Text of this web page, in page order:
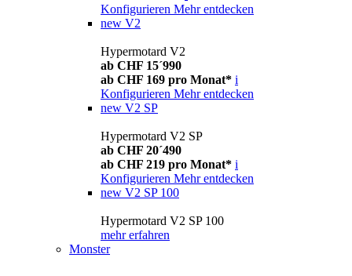
Konfigurieren Mehr entdecken
new V2
Hypermotard V2
ab CHF 15´990
ab CHF 169 pro Monat* i
Konfigurieren Mehr entdecken
new V2 SP
Hypermotard V2 SP
ab CHF 20´490
ab CHF 219 pro Monat* i
Konfigurieren Mehr entdecken
new V2 SP 100
Hypermotard V2 SP 100
mehr erfahren
Monster